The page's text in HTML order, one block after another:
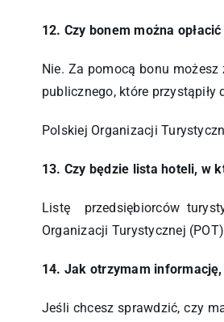
12. Czy bonem można
Nie. Za pomocą bonu
publicznego, które
Polskiej Organizacji
13. Czy będzie lista hoteli, w
Listę przedsiębiorców
Organizacji Turystycznej
14. Jak otrzymam
Jeśli chcesz sprawdzić, czy